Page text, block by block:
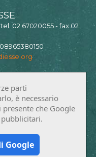
02 67020055 - fax 02
parti
è necessario
che Google
Google